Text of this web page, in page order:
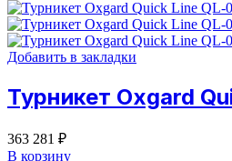
Добавить в закладки
Турникет Oxgard
363 281 ₽
В корзину